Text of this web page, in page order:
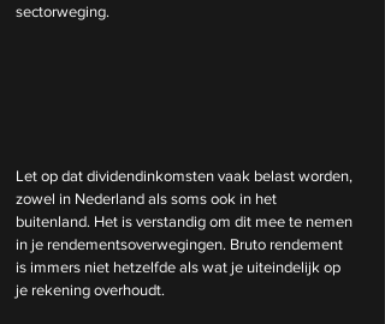
sectorweging.
Let op dat dividendinkomsten vaak belast worden,
zowel in Nederland als soms ook in het
buitenland. Het is verstandig om dit mee te nemen
in je rendementsoverwegingen. Bruto rendement
is immers niet hetzelfde als wat je uiteindelijk op
je rekening overhoudt.